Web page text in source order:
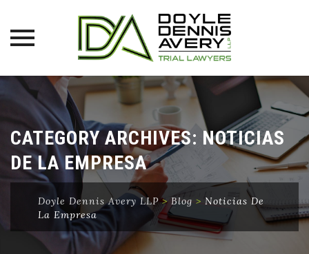
Skip
content
CATEGORY ARCHIVES: NOTICIAS
DE LA EMPRESA
Doyle Dennis Avery LLP> Blog > Noticias De
La Empresa